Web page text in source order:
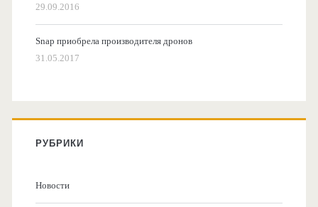
29.09.2016
Snap приобрела производителя дронов
31.05.2017
РУБРИКИ
Новости